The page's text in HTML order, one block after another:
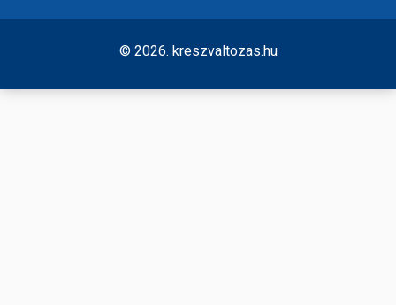
© 2026. kreszvaltozas.hu